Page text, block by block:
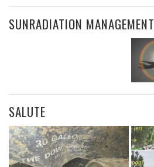
SUNRADIATION MANAGEMENT
SALUTE